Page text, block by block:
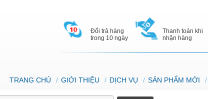
Đổi trả hàng
trong 10 ngày
Thanh toán khi
nhận hàng
TRANG CHỦ GIỚI THIỆU DỊCH VỤ SẢN PHẨM MỚI